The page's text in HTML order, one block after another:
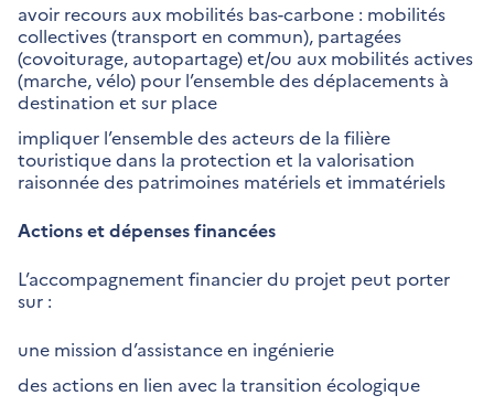
avoir recours aux mobilités bas-carbone : mobilités
collectives (transport en commun), partagées
(covoiturage, autopartage) et/ou aux mobilités actives
(marche, vélo) pour l’ensemble des déplacements à
destination et sur place
impliquer l’ensemble des acteurs de la filière
touristique dans la protection et la valorisation
raisonnée des patrimoines matériels et immatériels
Actions et dépenses financées
L’accompagnement financier du projet peut porter
sur :
une mission d’assistance en ingénierie
des actions en lien avec la transition écologique